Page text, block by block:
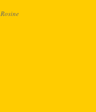
Rosine